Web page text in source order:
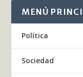
MENÚ
Política
Sociedad